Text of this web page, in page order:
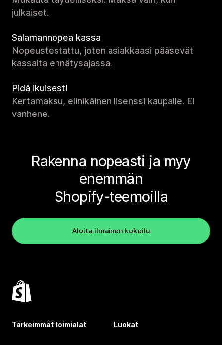
julkaiset.
Salamannopea kassa
Nopeustestattu, joten asiakkaasi pääsevät
kassalta ennätysajassa.
Pidä ikuisesti
Kertamaksu, elinikäinen lisenssi kaupalle. Ei
vanhene.
Rakenna nopeasti ja myy
enemmän
Shopify-teemoilla
Aloita ilmainen kokeilu
Tärkeimmät toimialat Luokat